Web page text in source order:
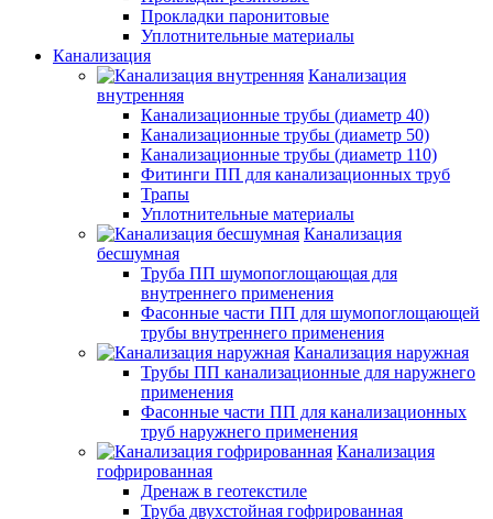
Прокладки паронитовые
Уплотнительные материалы
Канализация
Канализация
внутренняя
Канализационные трубы (диаметр 40)
Канализационные трубы (диаметр 50)
Канализационные трубы (диаметр 110)
Фитинги ПП для канализационных труб
Трапы
Уплотнительные материалы
Канализация
бесшумная
Труба ПП шумопоглощающая для
внутреннего применения
Фасонные части ПП для шумопоглощающей
трубы внутреннего применения
Канализация наружная
Трубы ПП канализационные для наружнего
применения
Фасонные части ПП для канализационных
труб наружнего применения
Канализация
гофрированная
Дренаж в геотекстиле
Труба двухстойная гофрированная